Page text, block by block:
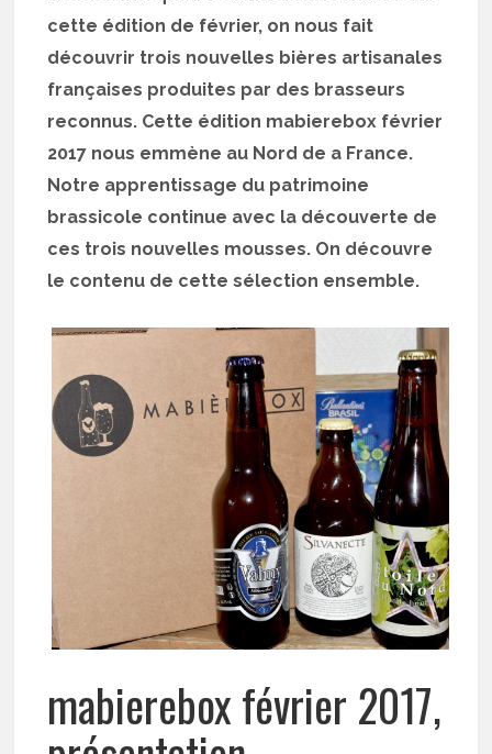
cette édition de février, on nous fait
découvrir trois nouvelles bières artisanales
françaises produites par des brasseurs
reconnus. Cette édition mabierebox février
2017 nous emmène au Nord de a France.
Notre apprentissage du patrimoine
brassicole continue avec la découverte de
ces trois nouvelles mousses. On découvre
le contenu de cette sélection ensemble.
mabierebox février 2017,